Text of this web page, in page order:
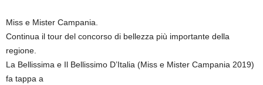
Miss e Mister Campania.
Continua il tour del concorso di bellezza più importante della
regione.
La Bellissima e Il Bellissimo D’Italia (Miss e Mister Campania 2019)
fa tappa a